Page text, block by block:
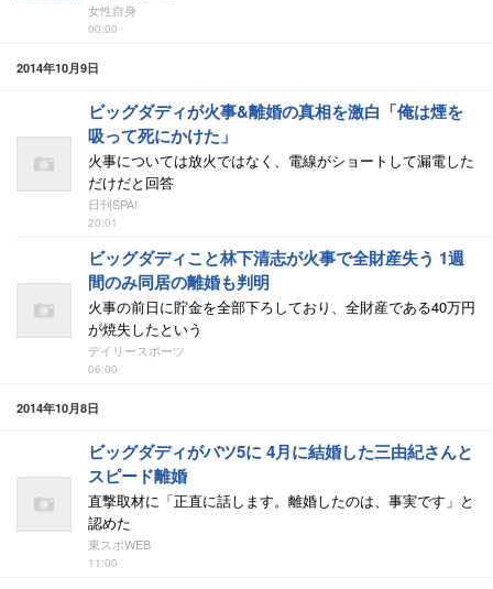
女性自身
00:00
2014年10月9日
ビッグダディが火事&離婚の真相を激白「俺は煙を
吸って死にかけた」
火事については放火ではなく、電線がショートして漏電した
だけだと回答
日刊SPA!
20:01
ビッグダディこと林下清志が火事で全財産失う 1週
間のみ同居の離婚も判明
火事の前日に貯金を全部下ろしており、全財産である40万円
が焼失したという
デイリースポーツ
06:00
2014年10月8日
ビッグダディがバツ5に 4月に結婚した三由紀さんと
スピード離婚
直撃取材に「正直に話します。離婚したのは、事実です」と
認めた
東スポWEB
11:00